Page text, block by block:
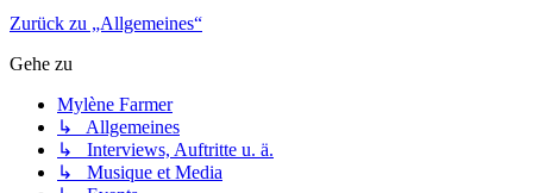
Zurück zu „Allgemeines“
Gehe zu
Mylène Farmer
↳ Allgemeines
↳ Interviews, Auftritte u. ä.
↳ Musique et Media